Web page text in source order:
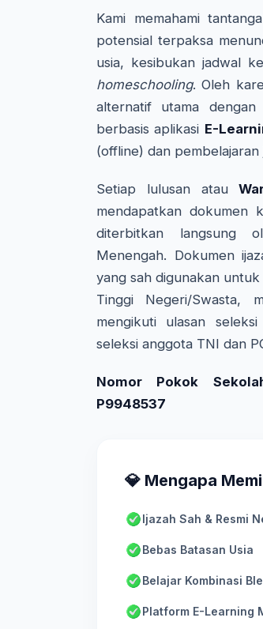
Kami memahami
potensial terpaksa
usia, kesibukan jadwal
homeschooling. Oleh
alternatif utama
berbasis aplikasi E-
(offline) dan
Setiap lulusan atau
mendapatkan dokumen
diterbitkan langsung
Menengah. Dokumen
yang sah digunakan
Tinggi Negeri/Swasta,
mengikuti ulasan
seleksi anggota TNI dan
Nomor Pokok
P9948537
💎 Mengapa
Ijazah Sah & Resmi
Bebas Batasan Usia
Belajar Kombinasi
Platform E-Learning